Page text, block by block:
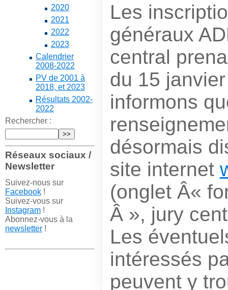
2020
2021
2022
2023
Calendrier
2008-2022
PV de 2001 à
2018, et 2023
Résultats 2002-
2022
Rechercher :
Réseaux sociaux /
Newsletter
Suivez-nous sur
Facebook!
Suivez-vous sur
Instagram!
Abonnez-vous à la
newsletter!
Les
généraux
central
du 15
informons
désormais
site internet
(onglet Â«
Â », jury
Les
intéressés
peuvent y